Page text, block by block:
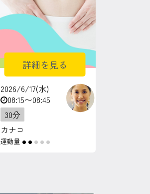
詳細を見る
2026/6/17(水)
08:15〜08:45
30分
カナコ
運動量 ● ● ● ● ●